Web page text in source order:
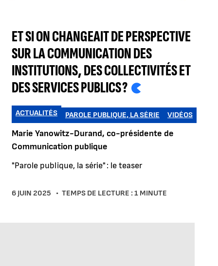
ET SI ON CHANGEAIT DE PERSPECTIVE
SUR LA COMMUNICATION DES
INSTITUTIONS, DES COLLECTIVITÉS ET
DES SERVICES PUBLICS ?
Marie Yanowitz-Durand, co-présidente de
Communication publique
"Parole publique, la série" : le teaser
ACTUALITÉS PAROLE PUBLIQUE, LA SÉRIE VIDÉOS
6 JUIN 2025 TEMPS DE LECTURE : 1 MINUTE